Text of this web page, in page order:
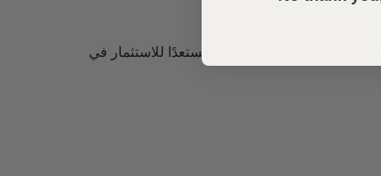
الشعر الكيرلي أخيرًا، كن مستعدًا للاستثمار في